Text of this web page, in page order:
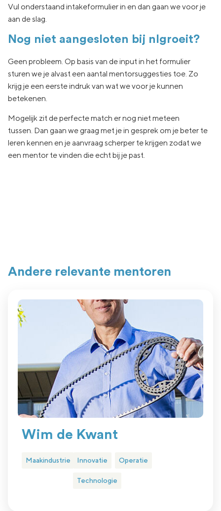
Vul onderstaand intakeformulier in en dan gaan we voor je
aan de slag.
Nog niet aangesloten bij nlgroeit?
Geen probleem. Op basis van de input in het formulier
sturen we je alvast een aantal mentorsuggesties toe. Zo
krijg je een eerste indruk van watwe voor je kunnen
betekenen.
Mogelijk zit deperfecte match er nog niet meteen
tussen. Dan gaan we graag met je in gesprek om je beter te
leren kennen en je aanvraag scherper te krijgen zodat we
een mentor te vinden die echt bij je past.
Andere relevante mentoren
Wim de Kwant
Maakindustrie Innovatie Operatie
Technologie